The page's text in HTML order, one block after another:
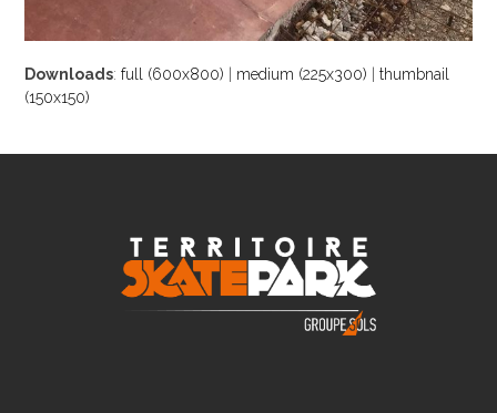
Downloads:full (600x800) | medium (225x300) |thumbnail
(150x150)